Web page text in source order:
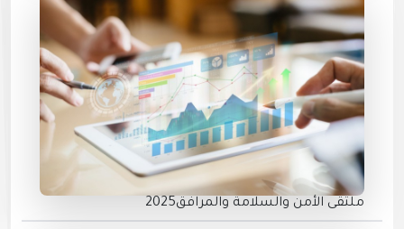
ملتقى الأمن والسلامة والمرافق2025